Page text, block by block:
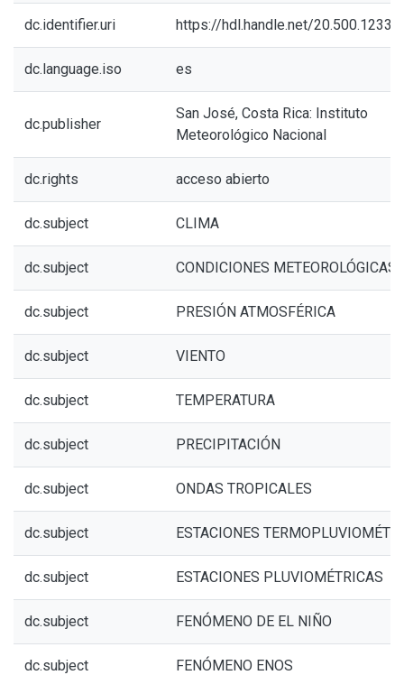
dc.identifier.uri https://hdl.handle.net/
dc.language.iso es
dc.publisher
San José, Costa Rica: Instituto
Meteorológico Nacional
dc.rights acceso abierto
dc.subject CLIMA
dc.subject CONDICIONES METEOROLÓGICAS
dc.subject PRESIÓN ATMOSFÉRICA
dc.subject VIENTO
dc.subject TEMPERATURA
dc.subject PRECIPITACIÓN
dc.subject ONDAS TROPICALES
dc.subject ESTACIONES
dc.subject ESTACIONES PLUVIOMÉTRICAS
dc.subject FENÓMENO DE EL NIÑO
dc.subject FENÓMENO ENOS